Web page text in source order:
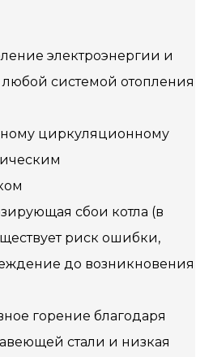
электроэнергии и
любой системой отопления
циркуляционному
сбои котла (в
риск ошибки,
до возникновения
горение благодаря
стали и низкая